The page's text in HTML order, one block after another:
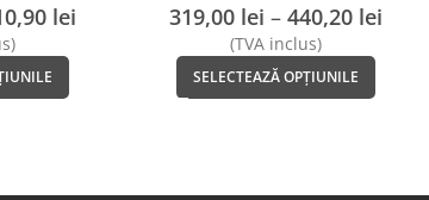
lei 319,00 lei – 440,20 lei
(TVA inclus)
SELECTEAZĂ OPȚIUNILE